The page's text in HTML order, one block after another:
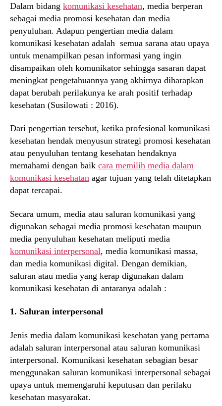
Dalam bidang komunikasi kesehatan, media berperan
sebagai media promosi kesehatan dan media
penyuluhan. Adapun pengertian media dalam
komunikasi kesehatan adalah semua sarana atau upaya
untuk menampilkan pesan informasi yang ingin
disampaikan oleh komunikator sehingga sasaran dapat
meningkat pengetahuannya yang akhirnya diharapkan
dapat berubah perilakunya ke arah positif terhadap
kesehatan (Susilowati : 2016).
Dari pengertian tersebut, ketika profesional komunikasi
kesehatan hendak menyusun strategi promosi kesehatan
atau penyuluhan tentang kesehatan hendaknya
memahami dengan baik cara memilih media dalam
komunikasi kesehatan agar tujuan yang telah ditetapkan
dapat tercapai.
Secara umum, media atau saluran komunikasi yang
digunakan sebagai media promosi kesehatan maupun
media penyuluhan kesehatan meliputi media
komunikasi interpersonal, media komunikasi massa,
dan media komunikasi digital. Dengan demikian,
saluran atau media yang kerap digunakan dalam
komunikasi kesehatan di antaranya adalah :
1. Saluran interpersonal
Jenis media dalam komunikasi kesehatan yang pertama
adalah saluran interpersonal atau saluran komunikasi
interpersonal. Komunikasi kesehatan sebagian besar
menggunakan saluran komunikasi interpersonal sebagai
upaya untuk memengaruhi keputusan dan perilaku
kesehatan masyarakat.